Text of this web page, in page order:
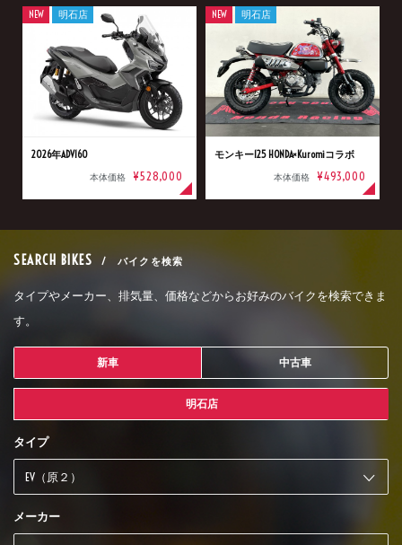
2026年ADV160
本体価格 ¥528,000
NEW 明石店
モンキー125 HONDA×Kuromiコラボ
本体価格 ¥493,000
NEW 明石店
SEARCH BIKES / バイクを検索
タイプやメーカー、排気量、価格などからお好みのバイクを検索できま
す。
新車 中古車
明石店
タイプ
メーカー